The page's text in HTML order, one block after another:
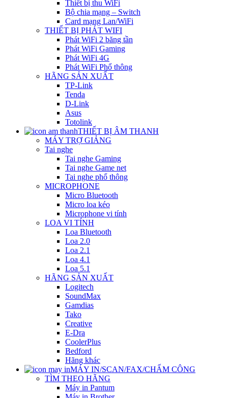
Thiết bị thu WiFi
Bộ chia mạng – Switch
Card mạng Lan/WiFi
THIẾT BỊ PHÁT WIFI
Phát WiFi 2 băng tần
Phát WiFi Gaming
Phát WiFi 4G
Phát WiFi Phổ thông
HÃNG SẢN XUẤT
TP-Link
Tenda
D-Link
Asus
Totolink
THIẾT BỊ ÂM THANH
MÁY TRỢ GIẢNG
Tai nghe
Tai nghe Gaming
Tai nghe Game net
Tai nghe phổ thông
MICROPHONE
Micro Bluetooth
Micro loa kéo
Microphone vi tính
LOA VI TÍNH
Loa Bluetooth
Loa 2.0
Loa 2.1
Loa 4.1
Loa 5.1
HÃNG SẢN XUẤT
Logitech
SoundMax
Gamdias
Tako
Creative
E-Dra
CoolerPlus
Bedford
Hãng khác
MÁY IN/SCAN/FAX/CHẤM CÔNG
TÌM THEO HÃNG
Máy in Pantum